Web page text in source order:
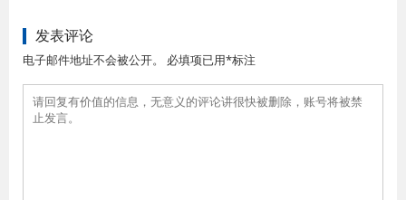
发表评论
电子邮件地址不会被公开。 必填项已用*标注